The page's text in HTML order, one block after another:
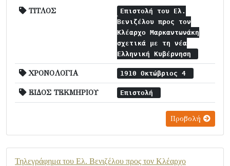
ΤΙΤΛΟΣ
Επιστολή του Ελ.
Βενιζέλου προς τον
Κλέαρχο Μαρκαντωνάκη
σχετικά με τη νέα
Ελληνική Κυβέρνηση
ΧΡΟΝΟΛΟΓΙΑ 1910 Οκτώβριος 4
ΕΙΔΟΣ ΤΕΚΜΗΡΙΟΥ Επιστολή
Προβολή
Τηλεγράφημα του Ελ. Βενιζέλου προς τον Κλέαρχο